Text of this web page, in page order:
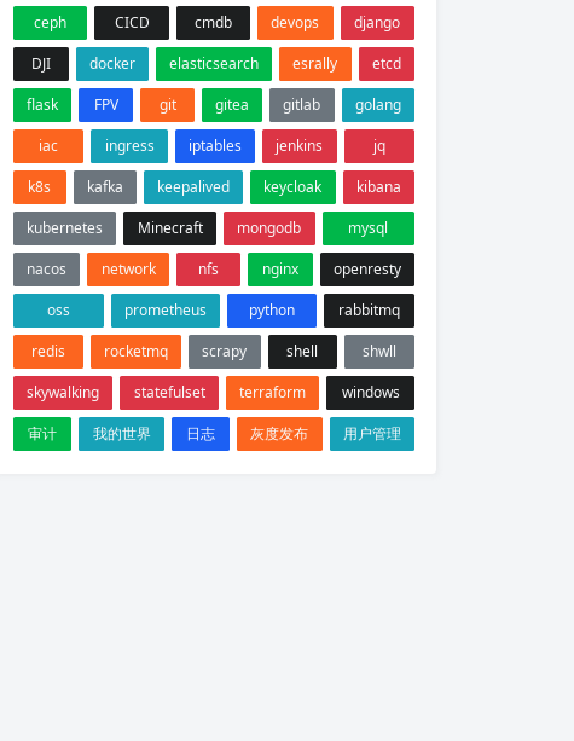
ceph
CICD cmdb devops
django
DJI
docker elasticsearch esrally
etcd
flask
FPV git gitea gitlab
golang
iac
ingress iptables jenkins
jq
k8s
kafka keepalived keycloak
kibana
kubernetes
Minecraft mongodb
mysql
nacos
network nfs nginx
openresty
oss
prometheus python
rabbitmq
redis
rocketmq scrapy shell
shwll
skywalking
statefulset terraform
windows
审计
我的世界 日志 灰度发布 用户管理